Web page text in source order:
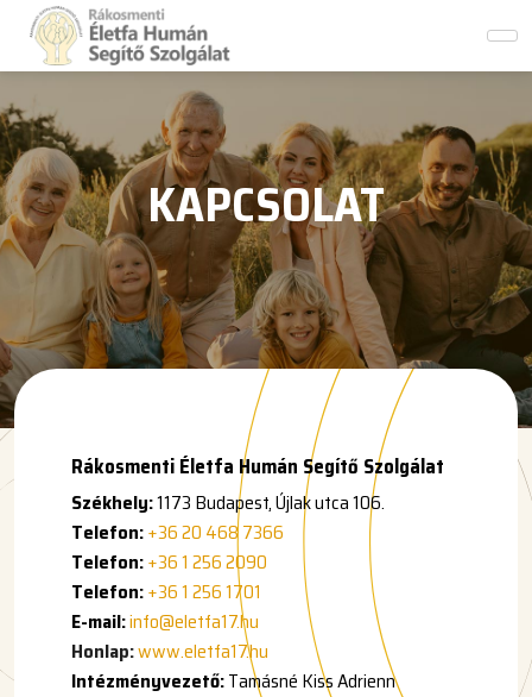
KAPCSOLAT
Rákosmenti Életfa Humán Segítő Szolgálat
Székhely:1173 Budapest, Újlak utca 106.
Telefon:+36 20 468 7366
Telefon:+36 1 256 2090
Telefon:+36 1 256 1701
E-mail:info@eletfa17.hu
Honlap:www.eletfa17.hu
Intézményvezető:Tamásné Kiss Adrienn